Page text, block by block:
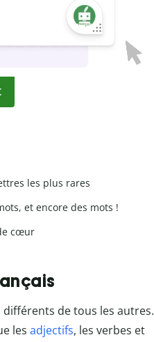
les plus rares
et encore des mots !
cœur
différents de tous les autres.
les adjectifs, les verbes et